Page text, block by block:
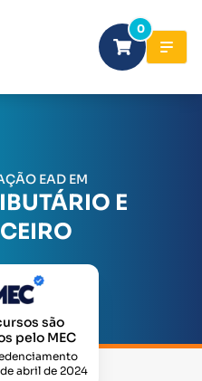
0
EAD EM
E
são
pelo MEC
de abril de 2024